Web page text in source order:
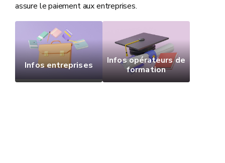
assure le paiement aux entreprises.
Infos entreprises
Infos opérateurs de
formation